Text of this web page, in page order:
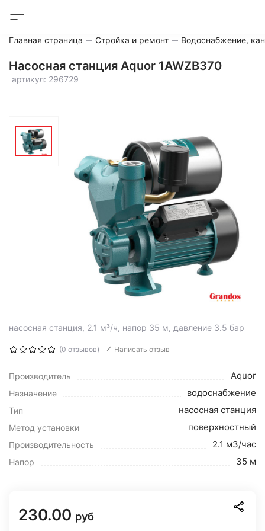
Главная страница Стройка и ремонт Водоснабжение,
Насосная станция Aquor 1AWZB370
артикул: 296729
насосная станция, 2.1 м³/ч, напор 35 м, давление 3.5 бар
(0 отзывов) Написать отзыв
Производитель Aquor
Назначение водоснабжение
Тип насосная станция
Метод установки поверхностный
Производительность 2.1 м3/час
Напор 35 м
230.00 руб